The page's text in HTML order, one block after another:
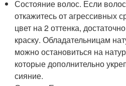
Состояние волос. Если
откажитесь от агрессивных
цвет на 2 оттенка,
краску. Обладательницам
можно остановиться на
которые дополнительно
сияние.